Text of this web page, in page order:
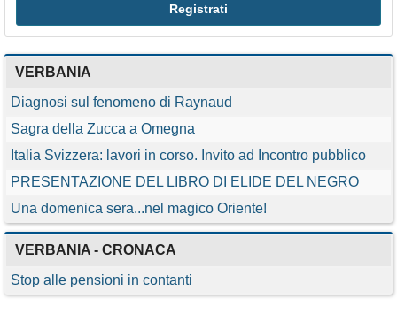
VERBANIA
Diagnosi sul fenomeno di Raynaud
Sagra della Zucca a Omegna
Italia Svizzera: lavori in corso. Invito ad Incontro pubblico
PRESENTAZIONE DEL LIBRO DI ELIDE DEL NEGRO
Una domenica sera...nel magico Oriente!
VERBANIA - CRONACA
Stop alle pensioni in contanti